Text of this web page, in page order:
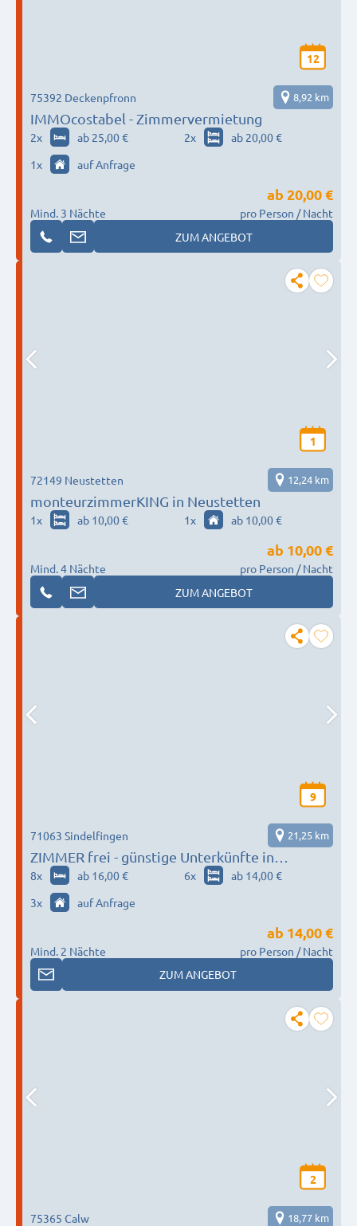
12
IMMOcostabel - Zimmervermietung
75392 Deckenpfronn 8,92 km
2x ab 25,00 € 2x
ab 20,00 €
1x auf Anfrage
Mind. 3 Nächte
ab 20,00 €
pro Person / Nacht
ZUM ANGEBOT
1
monteurzimmerKING in Neustetten
72149 Neustetten 12,24 km
1x ab 10,00 € 1x ab 10,00 €
Mind. 4 Nächte
ab 10,00 €
pro Person / Nacht
ZUM ANGEBOT
9
ZIMMER frei - günstige Unterkünfte in
Sindelfingen
71063 Sindelfingen 21,25 km
8x ab 16,00 € 6x
ab 14,00 €
3x auf Anfrage
Mind. 2 Nächte
ab 14,00 €
pro Person / Nacht
ZUM ANGEBOT
2
75365 Calw 18,77 km